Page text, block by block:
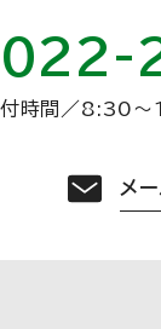
022-
時間 ／8:30〜
メ